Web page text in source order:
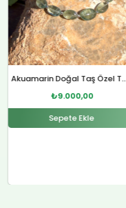
Opal Doğal Taş Özel Tasarım Gümüş Bileklik
₺4.700,00
Sepete Ekle